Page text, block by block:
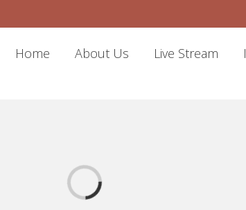
Home About Us Live Stream